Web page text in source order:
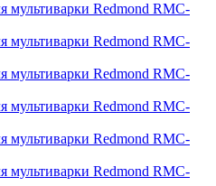
мультиварки Redmond RMC-
мультиварки Redmond RMC-
мультиварки Redmond RMC-
мультиварки Redmond RMC-
мультиварки Redmond RMC-
мультиварки Redmond RMC-